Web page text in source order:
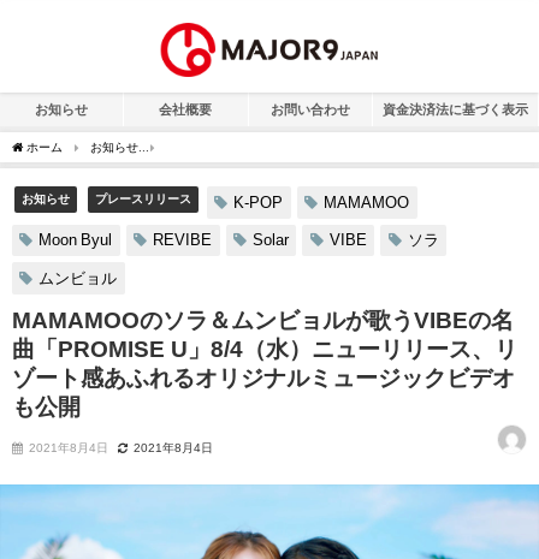
お知らせ 会社概要 お問い合わせ 資金決済法に基づく表示
ホーム お知らせ
お知らせ プレースリリース K-POP MAMAMOO
Moon Byul REVIBE Solar VIBE ソラ
ムンビョル
MAMAMOOのソラ＆ムンビョルが歌うVIBEの名
曲「PROMISE U」8/4（水）ニューリリース、リ
ゾート感あふれるオリジナルミュージックビデオ
も公開
2021年8月4日 2021年8月4日